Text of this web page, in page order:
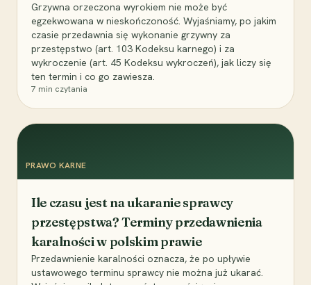
Grzywna orzeczona wyrokiem nie może być
egzekwowana w nieskończoność. Wyjaśniamy, po jakim
czasie przedawnia się wykonanie grzywny za
przestępstwo (art. 103 Kodeksu karnego) i za
wykroczenie (art. 45 Kodeksu wykroczeń), jak liczy się
ten termin i co go zawiesza.
7 min czytania
PRAWO KARNE
Ile czasu jest na ukaranie sprawcy
przestępstwa? Terminy przedawnienia
karalności w polskim prawie
Przedawnienie karalności oznacza, że po upływie
ustawowego terminu sprawcy nie można już ukarać.